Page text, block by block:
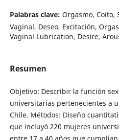
Palabras clave: Orgasmo, Coito,
Vaginal, Deseo, Excitación,
Vaginal Lubrication, Desire,
Resumen
Objetivo: Describir la función
universitarias pertenecientes a
Chile. Métodos: Diseño
que incluyó 220 mujeres